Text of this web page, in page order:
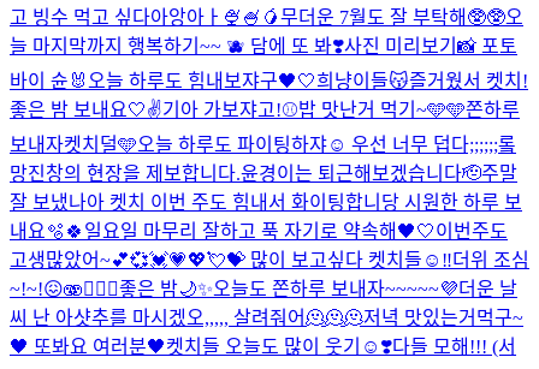
고 빙수 먹고 싶다아앙아ㅏ🍨🍧🥭무더운 7월도 잘 부탁해🥸🥸오
늘 마지막까지 행복하기~~ 🫐 담에 또 봐❣️사진 미리보기📸 포토
바이 슌🐰 오늘 하루도 힘내보쟈구🖤🤍희냥이들😽즐거웠서 켓치!
좋은 밤 보내요🤍✌️기아 가보쟈고!⚾️밥 맛난거 먹기~🩵🩵쫀하루
보내자켓치덜🩵오늘 하루도 파이팅하쟈☺️ 우선 너무 덥다;;;;;;롴
망진창의 현장을 제보합니다.윤경이는 퇴근해보겠습니다🫡주말
잘 보냈나아 켓치 이번 주도 힘내서 화이팅합니당 시원한 하루 보
내요🫧🍀 일요일 마무리 잘하고 푹 자기로 약속해🖤🤍이번주도
고생많았어~💕💞💓💗💖💘💝 많이 보고싶다 켓치들☺️‼️더위 조심
~!~!😖🫨❤️‍🔥🧸좋은 밤🌙✨오늘도 쫀하루 보내자~~~~~💜더운 날
씨 난 아샷추를 마시겠오,,,,, 살려줘어🫠🫠🫠저녁 맛있는거먹구~
🖤 또봐요 여러분🖤켓치들 오늘도 많이 웃기☺️❣️다들 모해!!! (서